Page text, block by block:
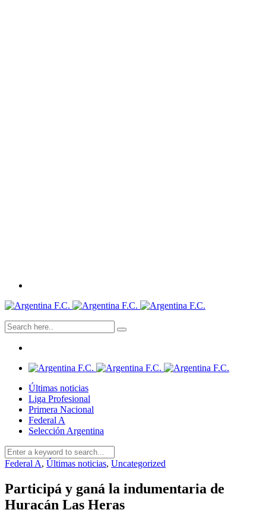
Últimas noticias
Liga Profesional
Primera Nacional
Federal A
Selección Argentina
Federal A, Últimas noticias, Uncategorized
Participá y ganá la indumentaria de
Huracán Las Heras